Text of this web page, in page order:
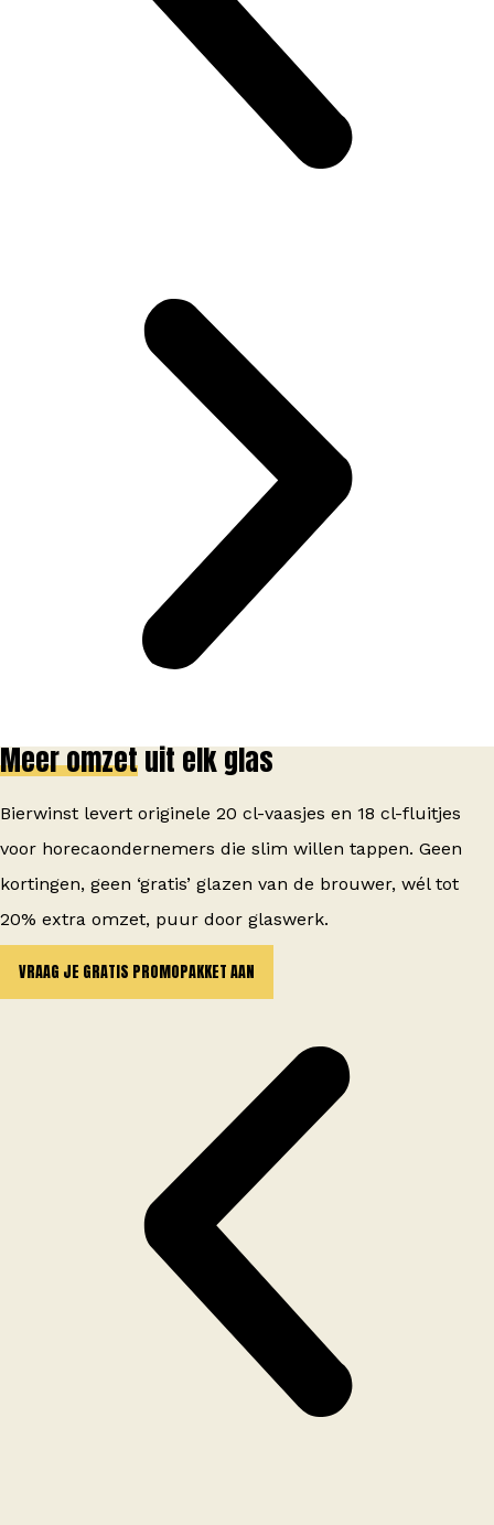
Meer omzetuit elk glas
Bierwinst levert originele 20 cl-vaasjes en 18 cl-fluitjes
voor horecaondernemers die slim willen tappen. Geen
kortingen, geen ‘gratis’ glazen van de brouwer, wél tot
20% extra omzet, puur door glaswerk.
VRAAG JE GRATIS PROMOPAKKET AAN